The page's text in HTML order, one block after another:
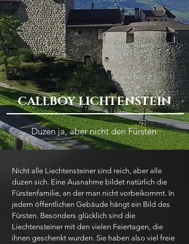
CALLBOY LICHTENSTEIN
Duzen ja, aber nicht den Fürsten.
Nicht alle Liechtensteiner sind reich, aber alle
duzen sich. Eine Ausnahme bildet natürlich die
Fürstenfamilie, an der man nicht vorbeikommt. In
jedem öffentlichen Gebäude hängt ein Bild des
Fürsten. Besonders glücklich sind die
Liechtensteiner mit den vielen Feiertagen, die
ihnen geschenkt wurden. Sie haben also viel freie